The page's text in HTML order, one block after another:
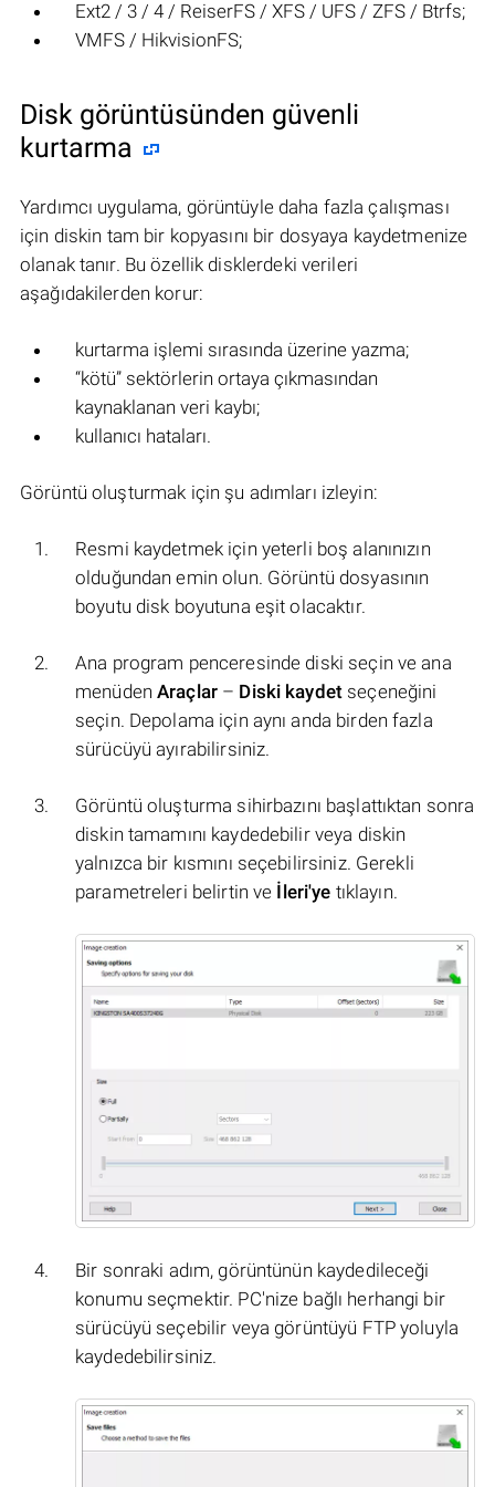
Ext2 / 3 / 4 / ReiserFS / XFS / UFS / ZFS / Btrfs;
VMFS / HikvisionFS;
Disk görüntüsünden güvenli
kurtarma
Yardımcı uygulama, görüntüyle daha fazla çalışması
için diskin tam bir kopyasını bir dosyaya kaydetmenize
olanak tanır. Bu özellik disklerdeki verileri
aşağıdakilerden korur:
kurtarma işlemi sırasında üzerine yazma;
“kötü” sektörlerin ortaya çıkmasından
kaynaklanan veri kaybı;
kullanıcı hataları.
Görüntü oluşturmak için şu adımları izleyin:
Resmi kaydetmek için yeterli boş alanınızın
olduğundan emin olun. Görüntü dosyasının
boyutu disk boyutuna eşit olacaktır.
Ana program penceresinde diski seçin ve ana
menüdenAraçlar – Diski kaydet seçeneğini
seçin. Depolama için aynı anda birden fazla
sürücüyü ayırabilirsiniz.
Görüntü oluşturma sihirbazını başlattıktan sonra
diskin tamamını kaydedebilir veya diskin
yalnızca bir kısmını seçebilirsiniz. Gerekli
parametreleri belirtin ve İleri'ye tıklayın.
Bir sonraki adım, görüntünün kaydedileceği
konumu seçmektir. PC'nize bağlı herhangi bir
sürücüyü seçebilir veya görüntüyü FTP yoluyla
kaydedebilirsiniz.